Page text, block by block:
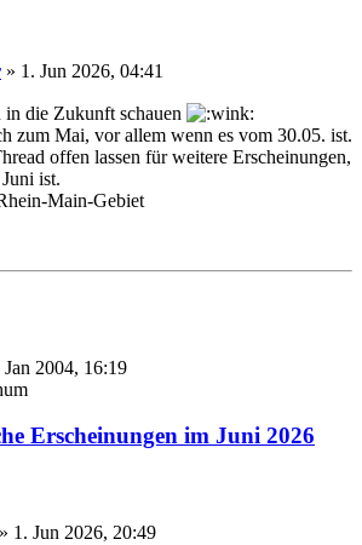
» 1. Jun 2026, 04:41
in die Zukunft schauen
zum Mai, vor allem wenn es vom 30.05. ist.
offen lassen für weitere Erscheinungen,
ist.
Main-Gebiet
Jan 2004, 16:19
Erscheinungen im Juni 2026
» 1. Jun 2026, 20:49